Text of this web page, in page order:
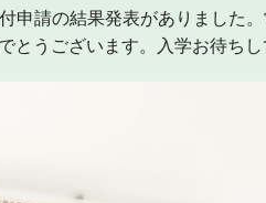
申請の結果発表がありました
うございます。入学お待ちし